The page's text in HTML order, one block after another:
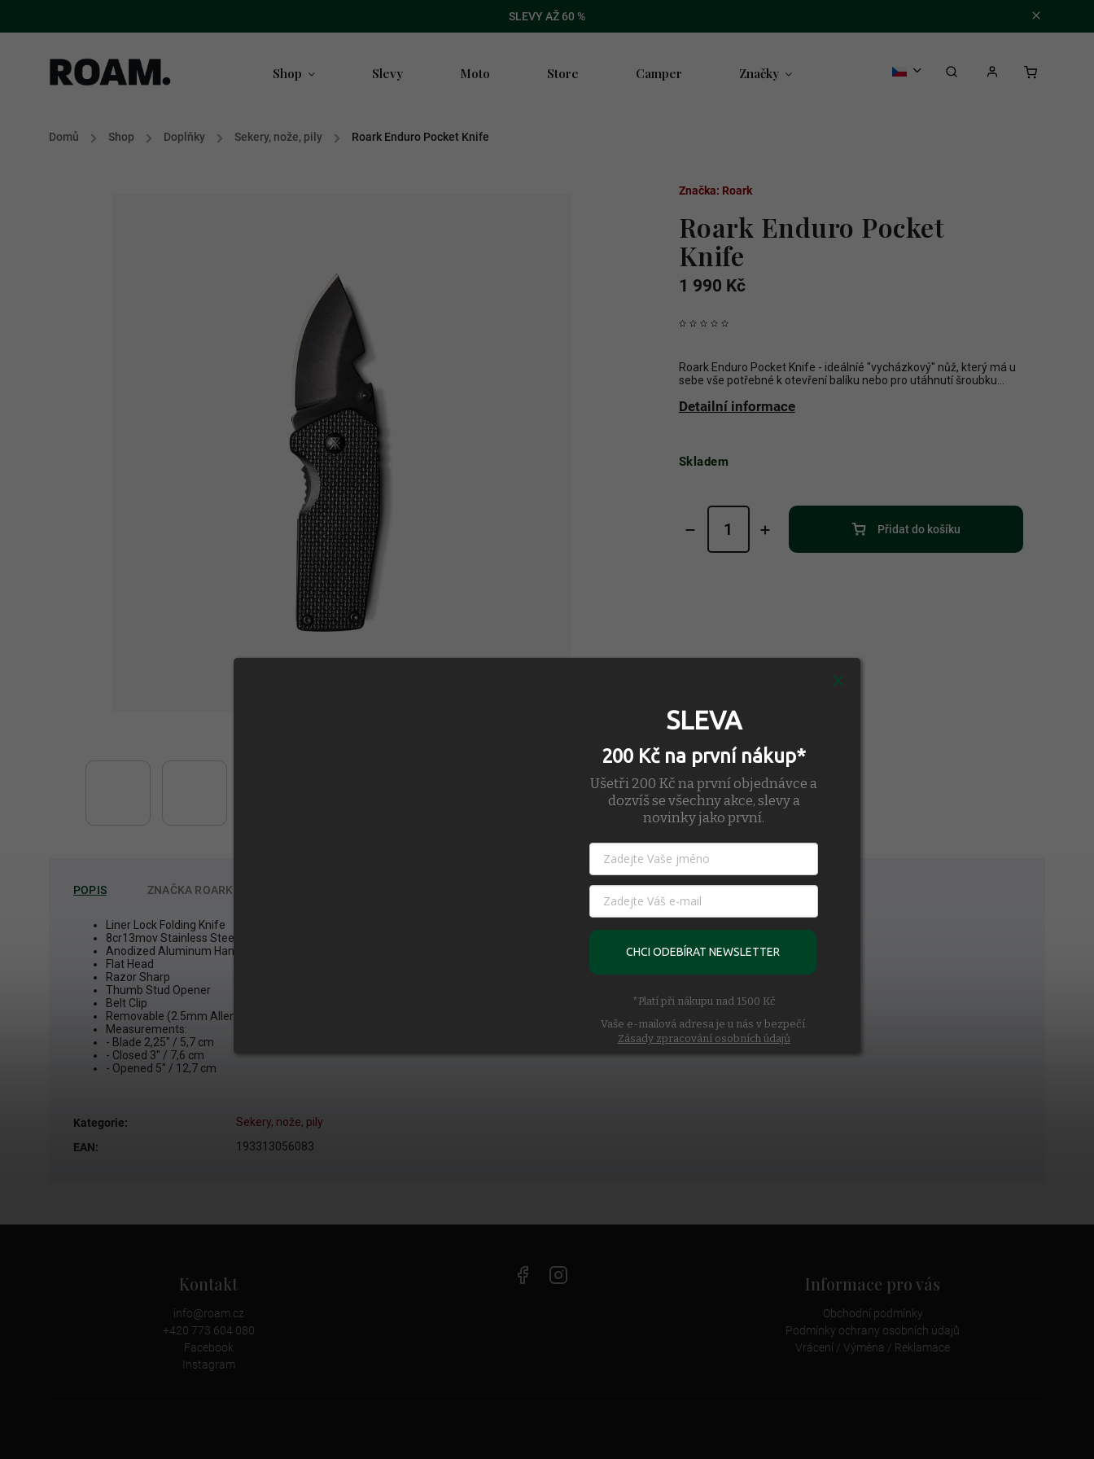
SLEVY AŽ 60 %
Shop Slevy Moto Store Camper Značky
Domů / Shop / Doplňky / Sekery, nože, pily / Roark Enduro Pocket Knife
Roark Enduro Pocket
Knife
1 990 Kč
Roark Enduro Pocket Knife - ideálníé "vycházkový" nůž, který má u
sebe vše potřebné k otevření balíku nebo pro utáhnutí šroubku...
Detailní informace
Značka: Roark
Skladem
Přidat do košíku
POPIS ZNAČKA ROARK
Liner Lock Folding Knife
8cr13mov Stainless Steel Blade
Anodized Aluminum Handle
Flat Head
Razor Sharp
Thumb Stud Opener
Belt Clip
Removable (2.5mm Allen Key Hex)
Measurements:
- Blade 2,25" / 5,7 cm
- Closed 3'' / 7,6 cm
- Opened 5'' / 12,7 cm
Kategorie:
Sekery, nože, pily
EAN: 193313056083
Kontakt
info@roam.cz
+420 773 604 080
Facebook
Instagram
Informace pro vás
Obchodní podmínky
Podmínky ochrany osobních údajů
Vrácení / Výměna / Reklamace
SLEVA
200 Kč na první nákup*
Ušetři 200 Kč na první objednávce a
dozvíš se všechny akce, slevy a
novinky jako první.
CHCI ODEBÍRAT NEWSLETTER
*Platí při nákupu nad 1500 Kč
Vaše e-mailová adresa je u nás v bezpečí.
Zásady zpracování osobních údajů